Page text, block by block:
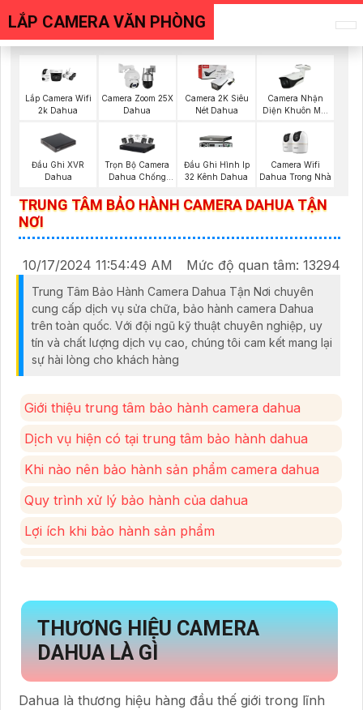
LẮP CAMERA VĂN PHÒNG
Lắp Camera Wifi
2k Dahua
Camera Zoom 25X
Dahua
Camera 2K Siêu
Nét Dahua
Camera Nhận
Diện Khuôn Mặt
Đầu Ghi XVR
Dahua
Trọn Bộ Camera
Dahua Chống
Đầu Ghi Hình Ip
32 Kênh Dahua
Camera Wifi
Dahua Trong Nhà
TRUNG TÂM BẢO HÀNH CAMERA DAHUA TẬN
NƠI
10/17/2024 11:54:49 AM Mức độ quan tâm: 13294
Trung Tâm Bảo Hành Camera Dahua Tận Nơi chuyên
cung cấp dịch vụ sửa chữa, bảo hành camera Dahua
trên toàn quốc. Với đội ngũ kỹ thuật chuyên nghiệp, uy
tín và chất lượng dịch vụ cao, chúng tôi cam kết mang lại
sự hài lòng cho khách hàng
Giới thiệu trung tâm bảo hành camera dahua
Dịch vụ hiện có tại trung tâm bảo hành dahua
Khi nào nên bảo hành sản phẩm camera dahua
Quy trình xử lý bảo hành của dahua
Lợi ích khi bảo hành sản phẩm
THƯƠNG HIỆU CAMERA
DAHUA LÀ GÌ
Dahua là thương hiệu hàng đầu thế giới trong lĩnh